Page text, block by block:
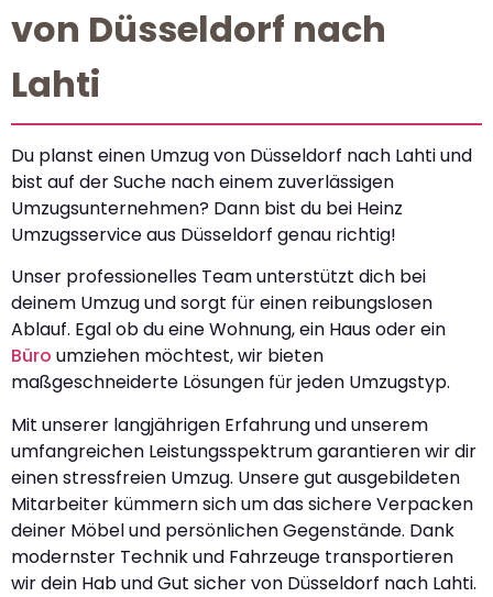
von Düsseldorf nach
Lahti
Du planst einen Umzug von Düsseldorf nach Lahti und
bist auf der Suche nach einem zuverlässigen
Umzugsunternehmen? Dann bist du bei Heinz
Umzugsservice aus Düsseldorf genau richtig!
Unser professionelles Team unterstützt dich bei
deinem Umzug und sorgt für einen reibungslosen
Ablauf. Egal ob du eine Wohnung, ein Haus oder ein
Büro umziehen möchtest, wir bieten
maßgeschneiderte Lösungen für jeden Umzugstyp.
Mit unserer langjährigen Erfahrung und unserem
umfangreichen Leistungsspektrum garantieren wir dir
einen stressfreien Umzug. Unsere gut ausgebildeten
Mitarbeiter kümmern sich um das sichere Verpacken
deiner Möbel und persönlichen Gegenstände. Dank
modernster Technik und Fahrzeuge transportieren
wir dein Hab und Gut sicher von Düsseldorf nach Lahti.